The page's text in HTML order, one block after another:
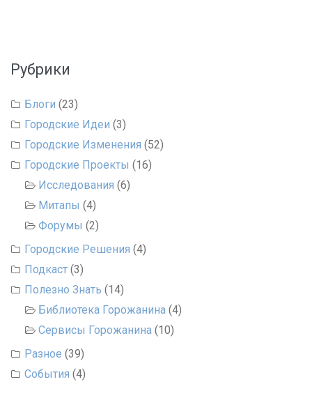
Рубрики
Блоги (23)
Городские Идеи (3)
Городские Изменения (52)
Городские Проекты (16)
Исследования (6)
Митапы (4)
Форумы (2)
Городские Решения (4)
Подкаст (3)
Полезно Знать (14)
Библиотека Горожанина (4)
Сервисы Горожанина (10)
Разное (39)
События (4)